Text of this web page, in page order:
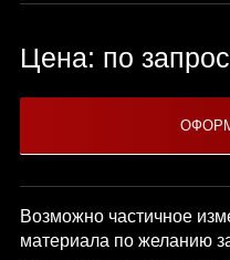
Цена: по
Возможно частичное
материала по желанию